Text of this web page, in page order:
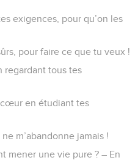
exigences, pour qu’on les
pour faire ce que tu veux !
regardant tous tes
en étudiant tes
m’abandonne jamais !
mener une vie pure ? – En